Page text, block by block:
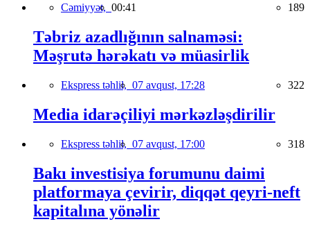
Cəmiyyət, 00:41 189
Təbriz azadlığının salnaməsi:
Məşrutə hərəkatı və müasirlik
Ekspress təhlil, 07 avqust, 17:28 322
Media idarəçiliyi mərkəzləşdirilir
Ekspress təhlil, 07 avqust, 17:00 318
Bakı investisiya forumunu daimi
platformaya çevirir, diqqət qeyri-neft
kapitalına yönəlir